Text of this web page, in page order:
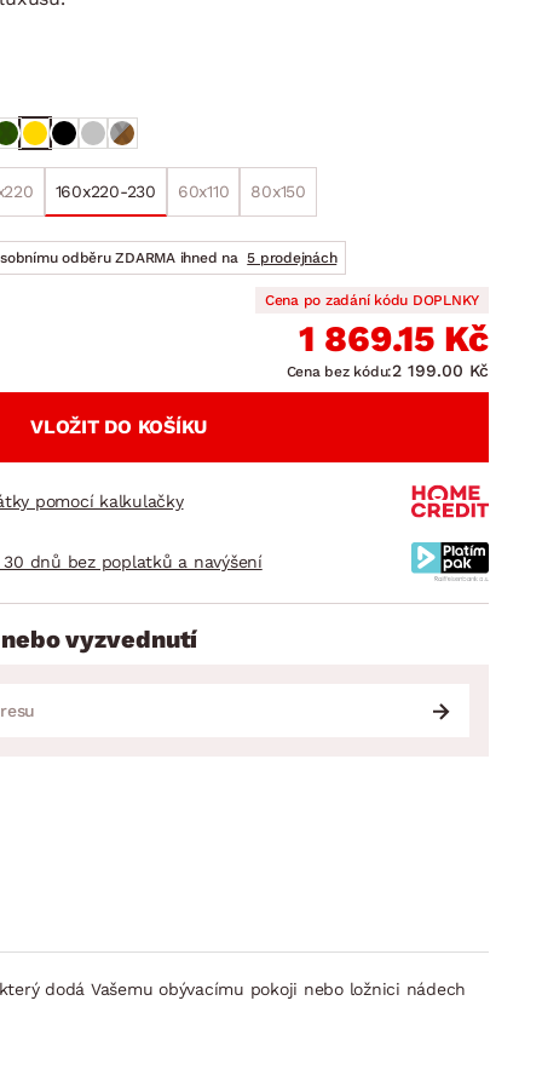
160x220-230 60x110 80x150
odběru ZDARMA ihned na 5 prodejnách
Cena po zadání kódu DOPLNKY
1 869.15 Kč
Cena bez kódu:2 199.00 Kč
VLOŽIT DO KOŠÍKU
pomocí kalkulačky
dnů bez poplatků a navýšení
vyzvednutí
dodá Vašemu obývacímu pokoji nebo ložnici nádech